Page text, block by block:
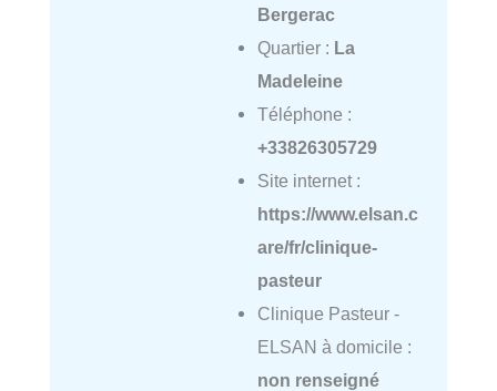
Bergerac
Quartier : La
Madeleine
Téléphone :
+33826305729
Site internet :
https://www.elsan.c
are/fr/clinique-
pasteur
Clinique Pasteur -
ELSAN à domicile :
non renseigné